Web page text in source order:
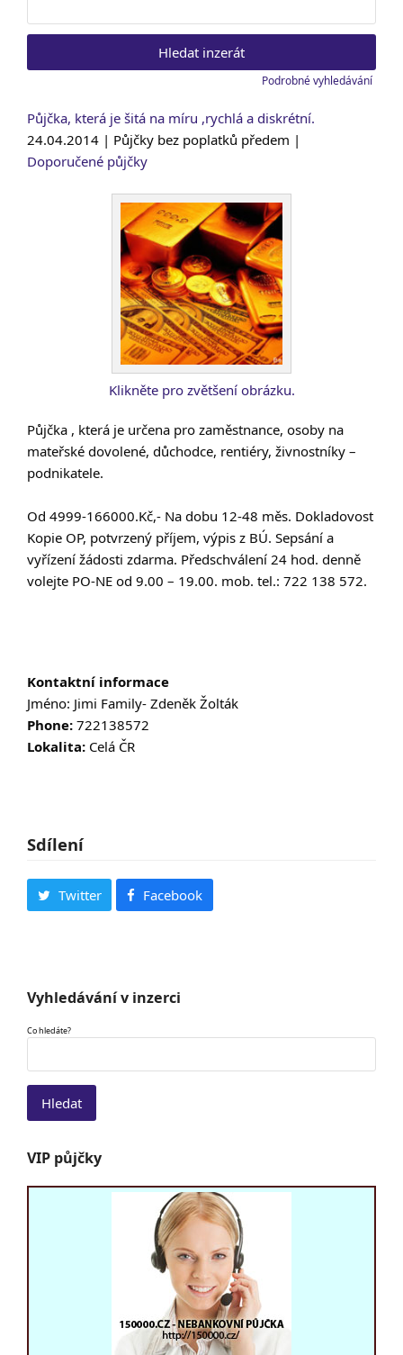
Podrobné vyhledávání
Půjčka, která je šitá na míru ,rychlá a diskrétní.
24.04.2014 | Půjčky bez poplatků předem |
Doporučené půjčky
Klikněte pro zvětšení obrázku.
Půjčka , která je určena pro zaměstnance, osoby na
mateřské dovolené, důchodce, rentiéry, živnostníky –
podnikatele.
Od 4999-166000.Kč,- Na dobu 12-48 měs. Dokladovost
Kopie OP, potvrzený příjem, výpis z BÚ. Sepsání a
vyřízení žádosti zdarma. Předschválení 24 hod. denně
volejte PO-NE od 9.00 – 19.00. mob. tel.: 722 138 572.
Kontaktní informace
Jméno: Jimi Family- Zdeněk Žolták
Phone: 722138572
Lokalita: Celá ČR
Sdílení
Twitter Facebook
Vyhledávání v inzerci
Co hledáte?
VIP půjčky